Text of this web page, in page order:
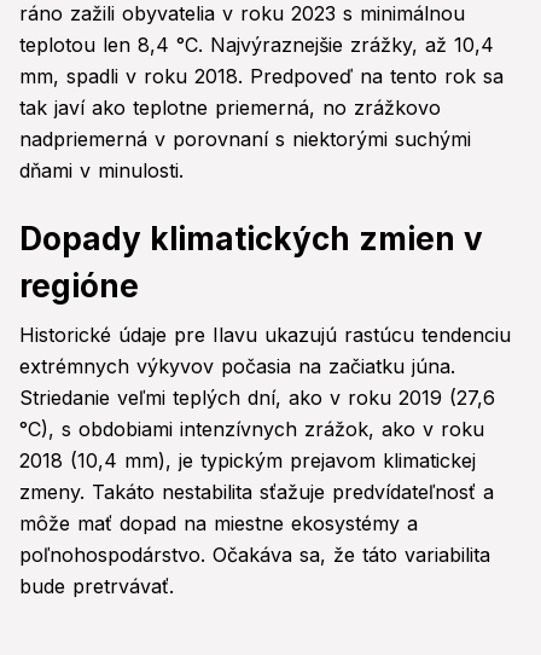
ráno zažili obyvatelia v roku 2023 s minimálnou
teplotou len 8,4 °C. Najvýraznejšie zrážky, až 10,4
mm, spadli v roku 2018. Predpoveď na tento rok sa
tak javí ako teplotne priemerná, no zrážkovo
nadpriemerná v porovnaní s niektorými suchými
dňami v minulosti.
Dopady klimatických zmien v
regióne
Historické údaje pre Ilavu ukazujú rastúcu tendenciu
extrémnych výkyvov počasia na začiatku júna.
Striedanie veľmi teplých dní, ako v roku 2019 (27,6
°C), s obdobiami intenzívnych zrážok, ako v roku
2018 (10,4 mm), je typickým prejavom klimatickej
zmeny. Takáto nestabilita sťažuje predvídateľnosť a
môže mať dopad na miestne ekosystémy a
poľnohospodárstvo. Očakáva sa, že táto variabilita
bude pretrvávať.